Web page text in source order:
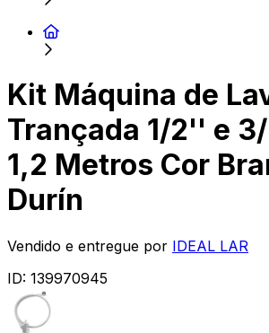
Kit Máquina de
Trançada 1/2'' e
1,2 Metros Cor
Durín
Vendido e entregue por IDEAL LAR
ID: 139970945